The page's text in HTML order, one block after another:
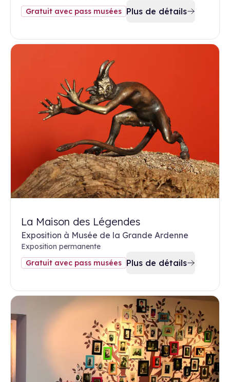
Gratuit avec pass musées Plus de détails
La Maison des Légendes
Exposition à Musée de la Grande Ardenne
Exposition permanente
Gratuit avec pass musées Plus de détails